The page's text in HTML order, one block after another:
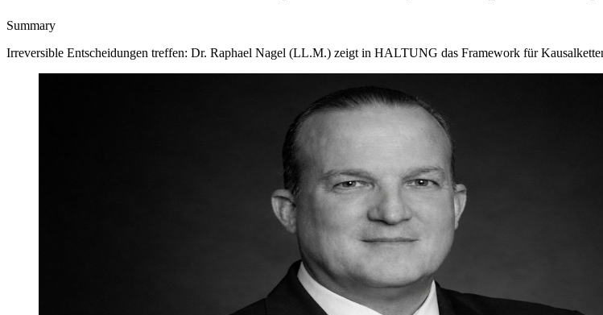
Summary
Irreversible Entscheidungen treffen: Dr. Raphael Nagel (LL.M.) zeigt in HALTUNG das Framework für